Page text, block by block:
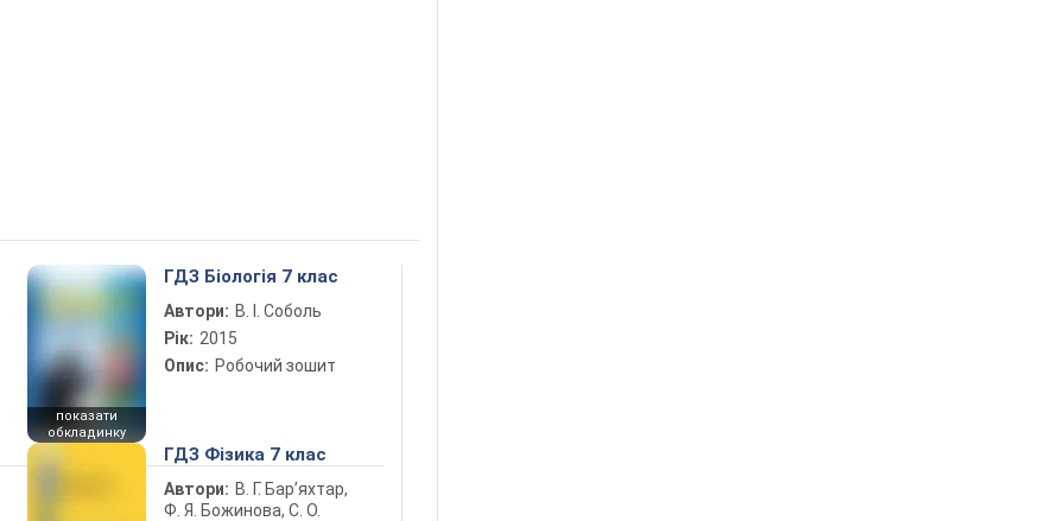
показати
обкладинку
ГДЗ Біологія 7 клас
Автори: В. І. Соболь
Рік: 2015
Опис: Робочий зошит
ГДЗ Фізика 7 клас
Автори: В. Г. Бар’яхтар,
Ф. Я. Божинова, С. О.